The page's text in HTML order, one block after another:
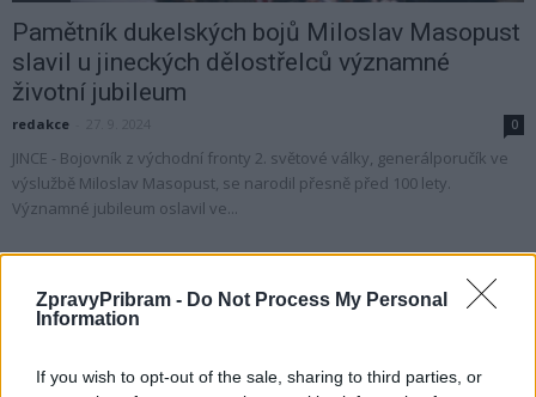
ZpravyPribram - Do Not Process My Personal
Information
If you wish to opt-out of the sale, sharing to third parties, or
Pamětník dukelských bojů Miloslav Masopust
slavil u jineckých dělostřelců významné
životní jubileum
redakce 0
JINCE - Bojovník z východní fronty 2. světové války, generálporučík ve
výslužbě Miloslav Masopust, se narodil přesně před 100 lety.
Významné jubileum oslavil ve...